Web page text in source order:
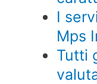
I
Mps
Tutti